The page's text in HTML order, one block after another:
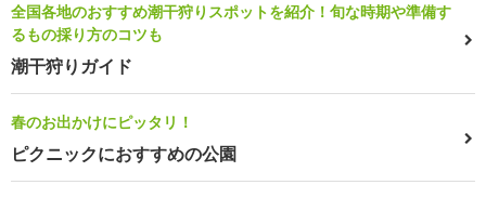
全国各地のおすすめ潮干狩りスポットを紹介！旬な時期や準備す
るもの採り方のコツも
潮干狩りガイド
春のお出かけにピッタリ！
ピクニックにおすすめの公園